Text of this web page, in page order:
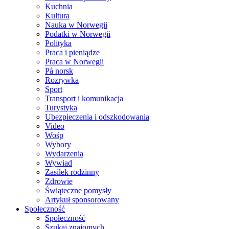
Kuchnia
Kultura
Nauka w Norwegii
Podatki w Norwegii
Polityka
Praca i pieniądze
Praca w Norwegii
På norsk
Rozrywka
Sport
Transport i komunikacja
Turystyka
Ubezpieczenia i odszkodowania
Video
Wośp
Wybory
Wydarzenia
Wywiad
Zasiłek rodzinny
Zdrowie
Świąteczne pomysły
Artykuł sponsorowany
Społeczność
Społeczność
Szukaj znajomych